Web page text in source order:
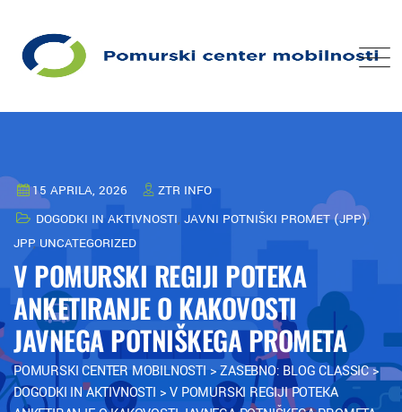
15 APRILA, 2026
ZTR INFO
DOGODKI IN AKTIVNOSTI, JAVNI POTNIŠKI PROMET (JPP),
JPP, UNCATEGORIZED
V POMURSKI REGIJI POTEKA
ANKETIRANJE O KAKOVOSTI
JAVNEGA POTNIŠKEGA PROMETA
POMURSKI CENTER MOBILNOSTI>ZASEBNO: BLOG CLASSIC>
DOGODKI IN AKTIVNOSTI >V POMURSKI REGIJI POTEKA